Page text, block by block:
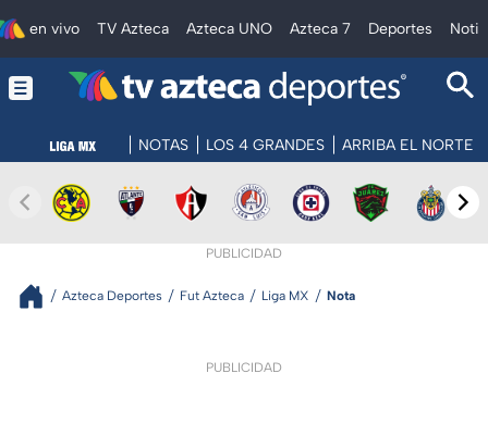
en vivo TV Azteca Azteca UNO Azteca 7 Deportes
NOTAS LOS 4 GRANDES ARRIBA EL NORTE
PUBLICIDAD
Azteca Deportes Fut Azteca Liga MX Nota
PUBLICIDAD